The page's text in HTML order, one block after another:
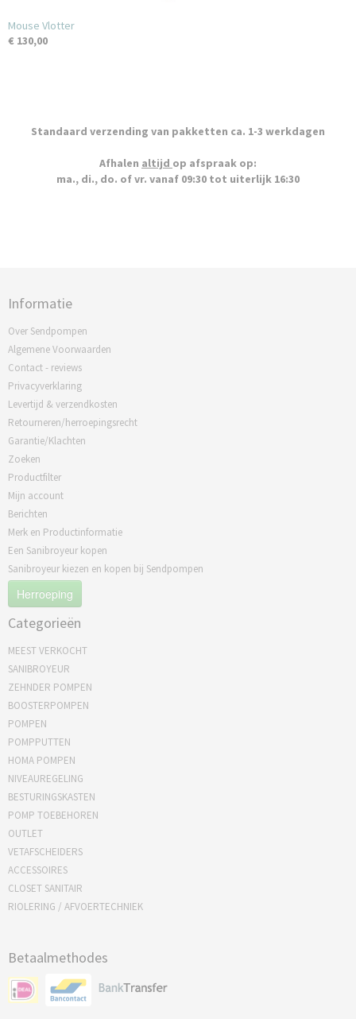
Mouse Vlotter
€ 130,00
Standaard verzending van pakketten ca. 1-3 werkdagen
Afhalen altijd op afspraak op:
ma., di., do. of vr. vanaf 09:30 tot uiterlijk 16:30
Informatie
Over Sendpompen
Algemene Voorwaarden
Contact - reviews
Privacyverklaring
Levertijd & verzendkosten
Retourneren/herroepingsrecht
Garantie/Klachten
Zoeken
Productfilter
Mijn account
Berichten
Merk en Productinformatie
Een Sanibroyeur kopen
Sanibroyeur kiezen en kopen bij Sendpompen
Herroeping
Categorieën
MEEST VERKOCHT
SANIBROYEUR
ZEHNDER POMPEN
BOOSTERPOMPEN
POMPEN
POMPPUTTEN
HOMA POMPEN
NIVEAUREGELING
BESTURINGSKASTEN
POMP TOEBEHOREN
OUTLET
VETAFSCHEIDERS
ACCESSOIRES
CLOSET SANITAIR
RIOLERING / AFVOERTECHNIEK
Betaalmethodes